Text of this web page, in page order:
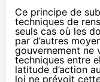
Ce principe de
techniques de
seuls cas où les
par d’autres
gouvernement ne
techniques entre
latitude d’action
loi ne prévoit